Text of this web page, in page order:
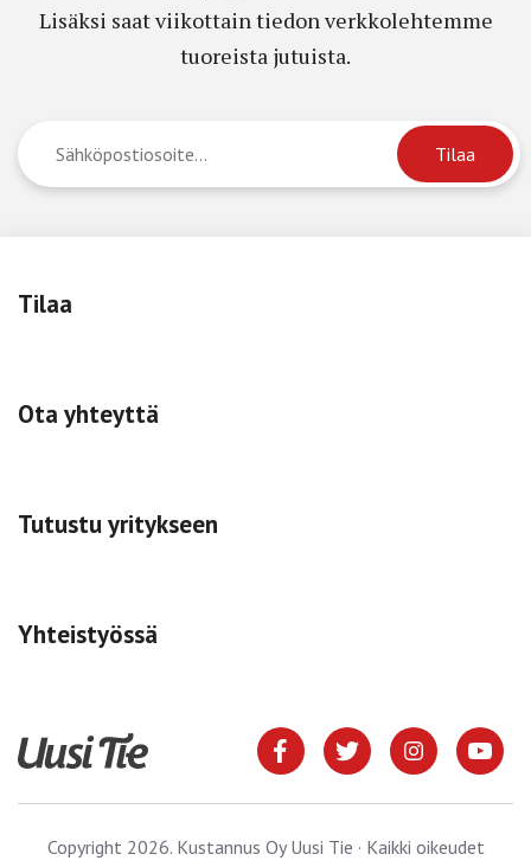
Lisäksi saat viikottain tiedon verkkolehtemme
tuoreista jutuista.
Tilaa
Ota yhteyttä
Tutustu yritykseen
Yhteistyössä
Copyright 2026. Kustannus Oy Uusi Tie · Kaikki oikeudet